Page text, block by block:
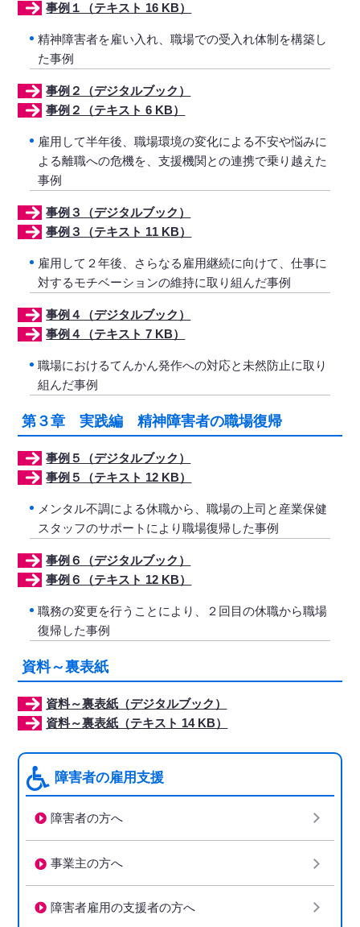
事例１（テキスト 16 KB）
精神障害者を雇い入れ、職場での受入れ体制を構築し
た事例
事例２（デジタルブック）
事例２（テキスト 6 KB）
雇用して半年後、職場環境の変化による不安や悩みに
よる離職への危機を、支援機関との連携で乗り越えた
事例
事例３（デジタルブック）
事例３（テキスト 11 KB）
雇用して２年後、さらなる雇用継続に向けて、仕事に
対するモチベーションの維持に取り組んだ事例
事例４（デジタルブック）
事例４（テキスト 7 KB）
職場におけるてんかん発作への対応と未然防止に取り
組んだ事例
第３章 実践編 精神障害者の職場復帰
事例５（デジタルブック）
事例５（テキスト 12 KB）
メンタル不調による休職から、職場の上司と産業保健
スタッフのサポートにより職場復帰した事例
事例６（デジタルブック）
事例６（テキスト 12 KB）
職務の変更を行うことにより、２回目の休職から職場
復帰した事例
資料～裏表紙
資料～裏表紙（デジタルブック）
資料～裏表紙（テキスト 14 KB）
障害者の雇用支援
障害者の方へ
事業主の方へ
障害者雇用の支援者の方へ